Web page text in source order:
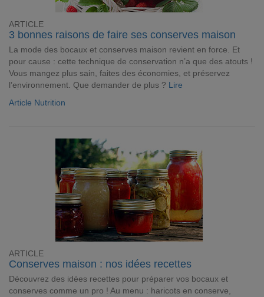
ARTICLE
3 bonnes raisons de faire ses conserves maison
La mode des bocaux et conserves maison revient en force. Et
pour cause : cette technique de conservation n’a que des atouts !
Vous mangez plus sain, faites des économies, et préservez
l’environnement. Que demander de plus ? Lire
Article Nutrition
ARTICLE
Conserves maison : nos idées recettes
Découvrez des idées recettes pour préparer vos bocaux et
conserves comme un pro ! Au menu : haricots en conserve,